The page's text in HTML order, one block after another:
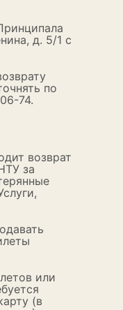
д. 5/1 с
по
74.
возврат
за
или
(в